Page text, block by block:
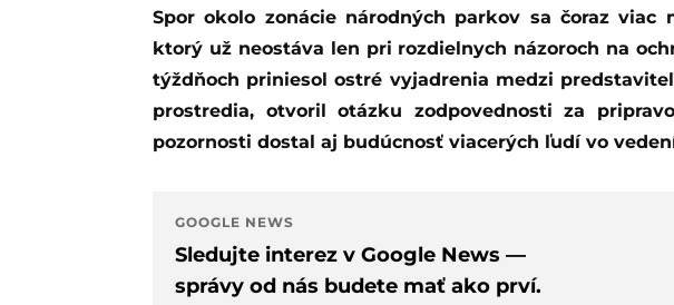
Spor okolo zonácie národných parkov sa čoraz viac mení na politický konflikt,
ktorý už neostáva len pri rozdielnych názoroch na
týždňoch priniesol ostré vyjadrenia medzi
prostredia, otvoril otázku zodpovednosti za
pozornosti dostal aj budúcnosť viacerých ľudí vo
GOOGLE NEWS
Sledujte interez v Google News —
správy od nás budete mať ako prví.